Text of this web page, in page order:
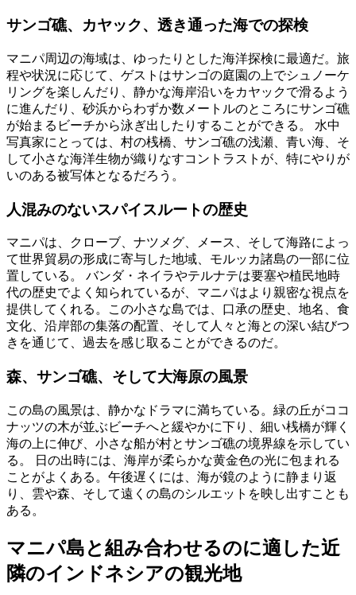
サンゴ礁、カヤック、透き通った海での探検
マニパ周辺の海域は、ゆったりとした海洋探検に最適だ。旅
程や状況に応じて、ゲストはサンゴの庭園の上でシュノーケ
リングを楽しんだり、静かな海岸沿いをカヤックで滑るよう
に進んだり、砂浜からわずか数メートルのところにサンゴ礁
が始まるビーチから泳ぎ出したりすることができる。 水中
写真家にとっては、村の桟橋、サンゴ礁の浅瀬、青い海、そ
して小さな海洋生物が織りなすコントラストが、特にやりが
いのある被写体となるだろう。
人混みのないスパイスルートの歴史
マニパは、クローブ、ナツメグ、メース、そして海路によっ
て世界貿易の形成に寄与した地域、モルッカ諸島の一部に位
置している。 バンダ・ネイラやテルナテは要塞や植民地時
代の歴史でよく知られているが、マニパはより親密な視点を
提供してくれる。この小さな島では、口承の歴史、地名、食
文化、沿岸部の集落の配置、そして人々と海との深い結びつ
きを通じて、過去を感じ取ることができるのだ。
森、サンゴ礁、そして大海原の風景
この島の風景は、静かなドラマに満ちている。緑の丘がココ
ナッツの木が並ぶビーチへと緩やかに下り、細い桟橋が輝く
海の上に伸び、小さな船が村とサンゴ礁の境界線を示してい
る。 日の出時には、海岸が柔らかな黄金色の光に包まれる
ことがよくある。午後遅くには、海が鏡のように静まり返
り、雲や森、そして遠くの島のシルエットを映し出すことも
ある。
マニパ島と組み合わせるのに適した近
隣のインドネシアの観光地